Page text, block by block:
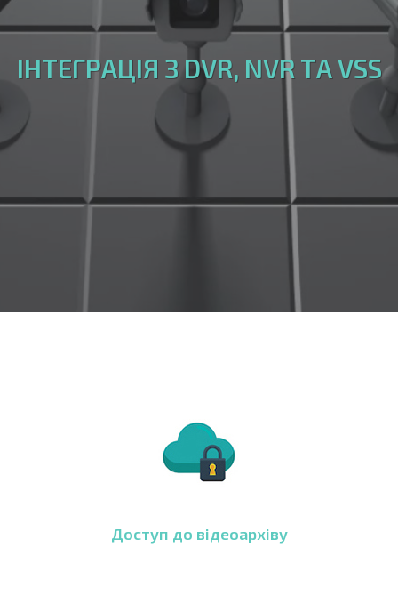
ІНТЕГРАЦІЯ З DVR, NVR ТА VSS
Доступ до відеоархіву